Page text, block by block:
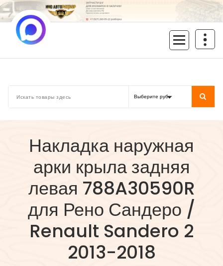
Перейти
к
содержимому
Накладка наружная
арки крыла задняя
левая 788A30590R
для Рено Сандеро /
Renault Sandero 2
2013-2018